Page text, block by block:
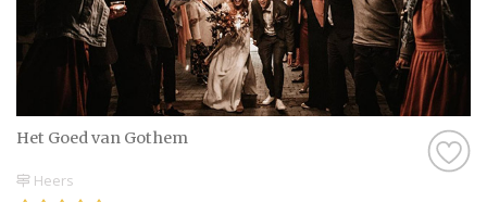
Het Goed van Gothem
Heers